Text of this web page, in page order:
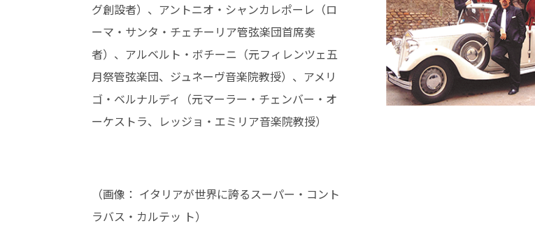
グ創設者）、アントニオ・シャンカレポーレ（ロ
ーマ・サンタ・チェチーリア管弦楽団首席奏
者）、アルベルト・ボチーニ（元フィレンツェ五
月祭管弦楽団、ジュネーヴ音楽院教授）、アメリ
ゴ・ベルナルディ（元マーラー・チェンバー・オ
ーケストラ、レッジョ・エミリア音楽院教授）
（画像： イタリアが世界に誇るスーパー・コント
ラバス・カルテッ ト）